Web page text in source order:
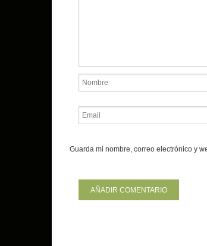
Guarda mi nombre, correo electrónico y